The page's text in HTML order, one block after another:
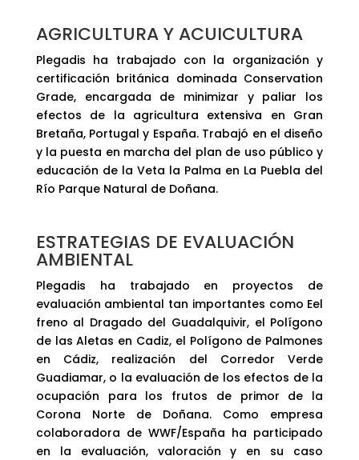
AGRICULTURA Y ACUICULTURA
Plegadis ha trabajado con la organización y
certificación británica dominada Conservation
Grade, encargada de minimizar y paliar los
efectos de la agricultura extensiva en Gran
Bretaña, Portugal y España. Trabajó en el diseño
y la puesta en marcha del plan de uso público y
educación de la Veta la Palma en La Puebla del
Río Parque Natural de Doñana.
ESTRATEGIAS DE EVALUACIÓN
AMBIENTAL
Plegadis ha trabajado en proyectos de
evaluación ambiental tan importantes como Eel
freno al Dragado del Guadalquivir, el Polígono
de las Aletas en Cadiz, el Polígono de Palmones
en Cádiz, realización del Corredor Verde
Guadiamar, o la evaluación de los efectos de la
ocupación para los frutos de primor de la
Corona Norte de Doñana. Como empresa
colaboradora de WWF/España ha participado
en la evaluación, valoración y en su caso